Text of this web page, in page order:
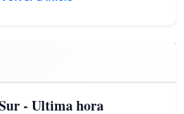
- Ultima hora